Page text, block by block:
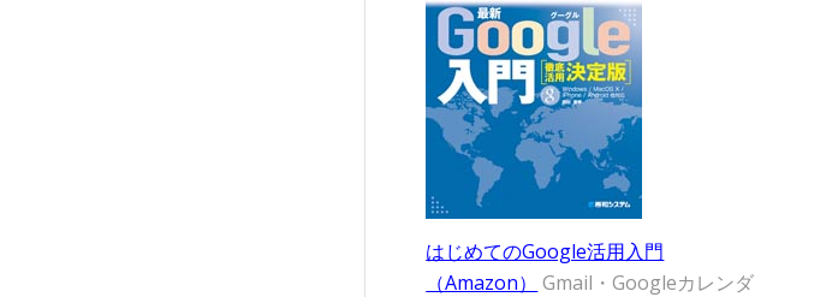
はじめてのGoogle活用入門
（Amazon）
Gmail・Googleカレンダ